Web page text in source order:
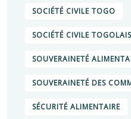
SOCIÉTÉ CIVILE TOGO
SOCIÉTÉ CIVILE
SOUVERAINETÉ
SOUVERAINETÉ DES
SÉCURITÉ ALIMENTAIRE